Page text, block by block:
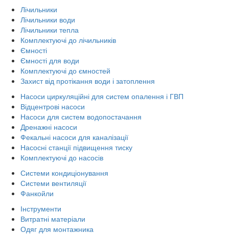
Лічильники
Лічильники води
Лічильники тепла
Комплектуючі до лічильників
Ємності
Ємності для води
Комплектуючі до ємностей
Захист від протікання води і затоплення
Насоси циркуляційні для систем опалення і ГВП
Відцентрові насоси
Насоси для систем водопостачання
Дренажні насоси
Фекальні насоси для каналізації
Насосні станції підвищення тиску
Комплектуючі до насосів
Системи кондиціонування
Системи вентиляції
Фанкойли
Інструменти
Витратні матеріали
Одяг для монтажника